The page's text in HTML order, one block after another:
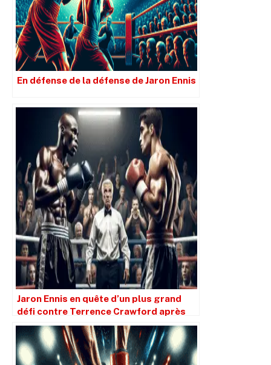
En défense de la défense de Jaron Ennis
Jaron Ennis en quête d’un plus grand
défi contre Terrence Crawford après
une victoire dominante sur David
Avanesyan